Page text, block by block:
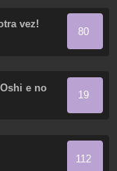
vez!
80
e no
Suru.
19
112